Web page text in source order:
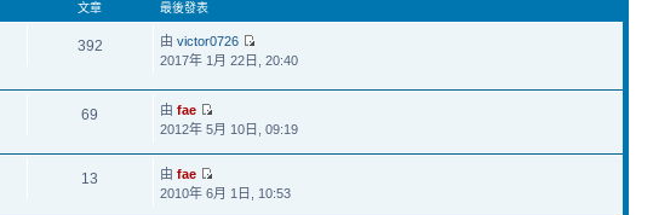
文章 最後發表
392 由victor0726
2017年 1月 22日, 20:40
69 由fae
2012年 5月 10日, 09:19
13 由fae
2010年 6月 1日, 10:53